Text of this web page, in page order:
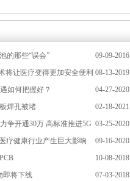
09-09-2016
的那些“误会”
08-13-2019
将让医疗变得更加安全便利
04-27-2020
如何把握好？
02-18-2021
焊孔被堵
03-25-2020
争开通30万 高标准推进5G
09-16-2020
疗健康行业产生巨大影响
10-08-2018
07-03-2018
即将下线